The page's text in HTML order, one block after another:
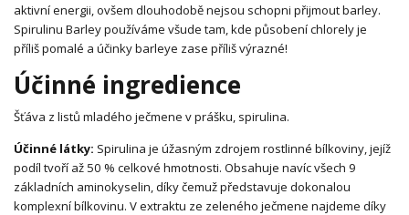
aktivní energii, ovšem dlouhodobě nejsou schopni přijmout barley.
Spirulinu Barley používáme všude tam, kde působení chlorely je
příliš pomalé a účinky barleye zase příliš výrazné!
Účinné ingredience
Šťáva z listů mladého ječmene v prášku, spirulina.
Účinné látky: Spirulina je úžasným zdrojem rostlinné bílkoviny, jejíž
podíl tvoří až 50 % celkové hmotnosti. Obsahuje navíc všech 9
základních aminokyselin, díky čemuž představuje dokonalou
komplexní bílkovinu. V extraktu ze zeleného ječmene najdeme díky